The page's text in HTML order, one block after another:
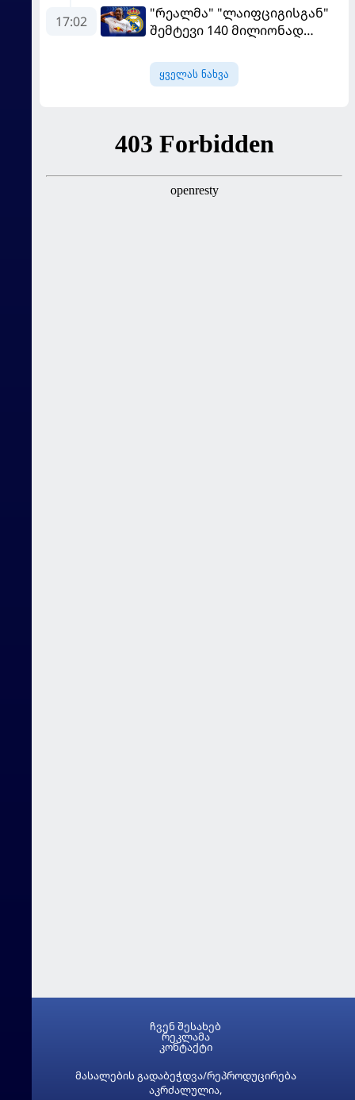
17:02
"რეალმა" "ლაიფციგისგან"
შემტევი 140 მილიონად
ყველას ნახვა
მასალების გადაბეჭდვა/რეპროდუცირება
აკრძალულია,
ჩვენ შესახებ
რეკლამა
კონტაქტი